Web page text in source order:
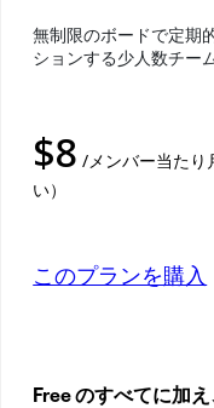
無制限のボードで定期
ションする少人数チー
$8 /メンバー当たり
い）
このプランを購入
Free のすべてに加